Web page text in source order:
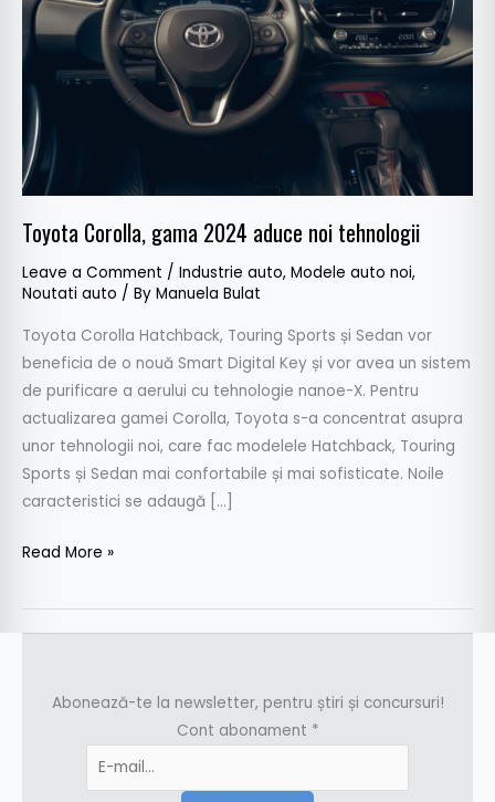
Toyota Corolla, gama 2024 aduce noi tehnologii
Leave a Comment / Industrie auto, Modele auto noi,
Noutati auto / By Manuela Bulat
Toyota Corolla Hatchback, Touring Sports și Sedan vor
beneficia de o nouă Smart Digital Key și vor avea un sistem
de purificare a aerului cu tehnologie nanoe-X. Pentru
actualizarea gamei Corolla, Toyota s-a concentrat asupra
unor tehnologii noi, care fac modelele Hatchback, Touring
Sports și Sedan mai confortabile și mai sofisticate. Noile
caracteristici se adaugă […]
noi
tehnologii
Read More »
Abonează-te la newsletter, pentru știri și concursuri!
Cont abonament *